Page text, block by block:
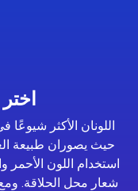
اللونان الأكثر شيوعًا
حيث يصوران طبيعة
استخدام اللون
شعار محل الحلاقة.